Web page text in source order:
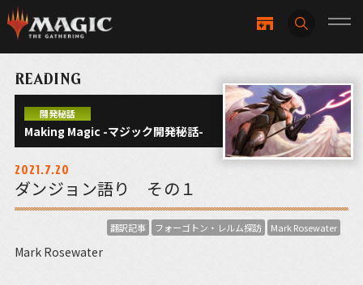
READING
開発秘話
Making Magic -マジック開発秘話-
2021.7.20
ダンジョン語り その１
翻訳記事 フォーゴトン・レルム探訪 Mark Rosewater
Mark Rosewater